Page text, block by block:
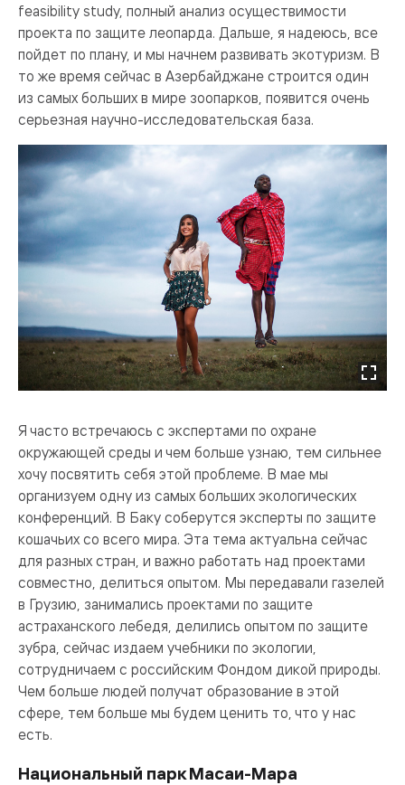
feasibility study, полный анализ осуществимости
проекта по защите леопарда. Дальше, я надеюсь, все
пойдет по плану, и мы начнем развивать экотуризм. В
то же время сейчас в Азербайджане строится один
из самых больших в мире зоопарков, появится очень
серьезная научно-исследовательская база.
Я часто встречаюсь с экспертами по охране
окружающей среды и чем больше узнаю, тем сильнее
хочу посвятить себя этой проблеме. В мае мы
организуем одну из самых больших экологических
конференций. В Баку соберутся эксперты по защите
кошачьих со всего мира. Эта тема актуальна сейчас
для разных стран, и важно работать над проектами
совместно, делиться опытом. Мы передавали газелей
в Грузию, занимались проектами по защите
астраханского лебедя, делились опытом по защите
зубра, сейчас издаем учебники по экологии,
сотрудничаем с российским Фондом дикой природы.
Чем больше людей получат образование в этой
сфере, тем больше мы будем ценить то, что у нас
есть.
Национальный парк Масаи-Мара